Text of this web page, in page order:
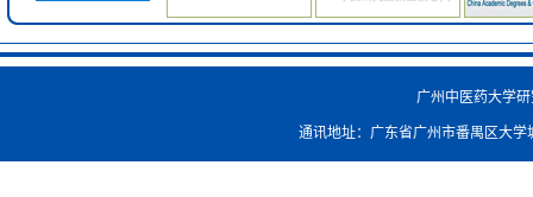
广州中医药大学
通讯地址：广东省广州市番禺区大